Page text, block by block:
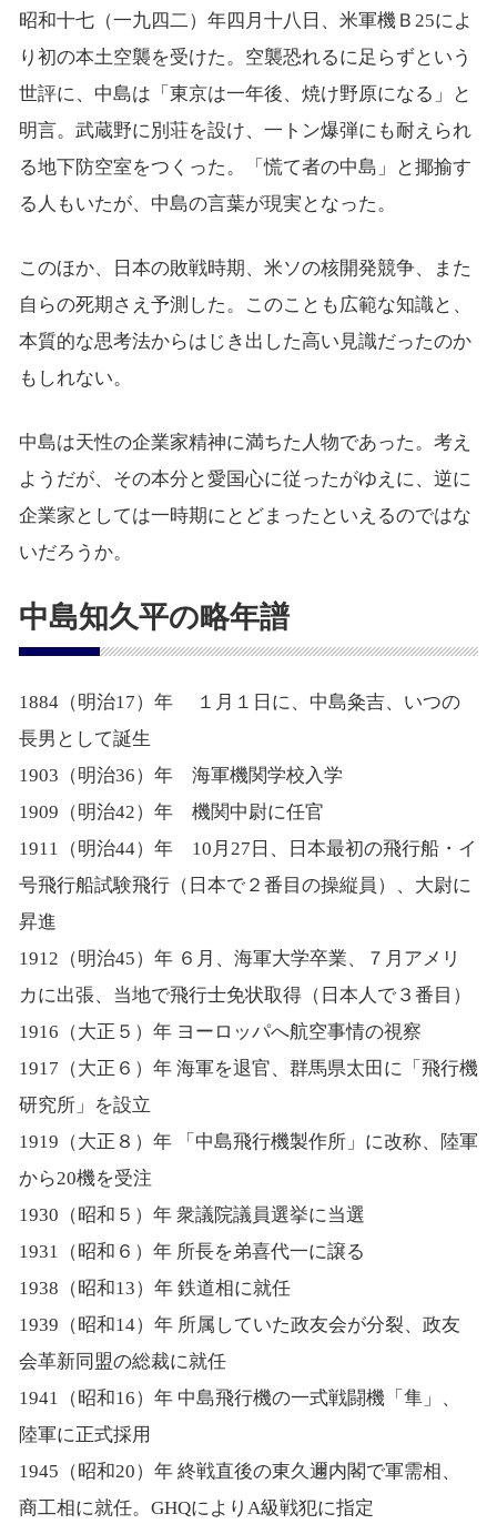
昭和十七（一九四二）年四月十八日、米軍機Ｂ25によ
り初の本土空襲を受けた。空襲恐れるに足らずという
世評に、中島は「東京は一年後、焼け野原になる」と
明言。武蔵野に別荘を設け、一トン爆弾にも耐えられ
る地下防空室をつくった。「慌て者の中島」と揶揄す
る人もいたが、中島の言葉が現実となった。
このほか、日本の敗戦時期、米ソの核開発競争、また
自らの死期さえ予測した。このことも広範な知識と、
本質的な思考法からはじき出した高い見識だったのか
もしれない。
中島は天性の企業家精神に満ちた人物であった。考え
ようだが、その本分と愛国心に従ったがゆえに、逆に
企業家としては一時期にとどまったといえるのではな
いだろうか。
中島知久平の略年譜
1884（明治17）年 １月１日に、中島粂吉、いつの
長男として誕生
1903（明治36）年 海軍機関学校入学
1909（明治42）年 機関中尉に任官
1911（明治44）年 10月27日、日本最初の飛行船・イ
号飛行船試験飛行（日本で２番目の操縦員）、大尉に
昇進
1912（明治45）年 ６月、海軍大学卒業、７月アメリ
カに出張、当地で飛行士免状取得（日本人で３番目）
1916（大正５）年 ヨーロッパへ航空事情の視察
1917（大正６）年 海軍を退官、群馬県太田に「飛行機
研究所」を設立
1919（大正８）年 「中島飛行機製作所」に改称、陸軍
から20機を受注
1930（昭和５）年 衆議院議員選挙に当選
1931（昭和６）年 所長を弟喜代一に譲る
1938（昭和13）年 鉄道相に就任
1939（昭和14）年 所属していた政友会が分裂、政友
会革新同盟の総裁に就任
1941（昭和16）年 中島飛行機の一式戦闘機「隼」、
陸軍に正式採用
1945（昭和20）年 終戦直後の東久邇内閣で軍需相、
商工相に就任。GHQによりA級戦犯に指定